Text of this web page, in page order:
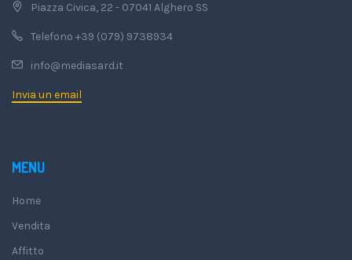
Piazza Civica, 22 - 07041 Alghero SS
Telefono +39 (079) 9738934
info@mediasard.it
Invia un email
MENU
Home
Vendita
Affitto